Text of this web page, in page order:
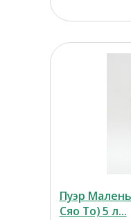
Пуэр
Сяо То) 5 л...